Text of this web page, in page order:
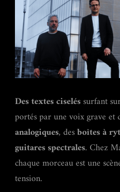
Des textes ciseléssurfant
portés par une voix grave et
analogiques, desboîtes à
guitares spectrales. Chez
chaque morceau est une
tension.